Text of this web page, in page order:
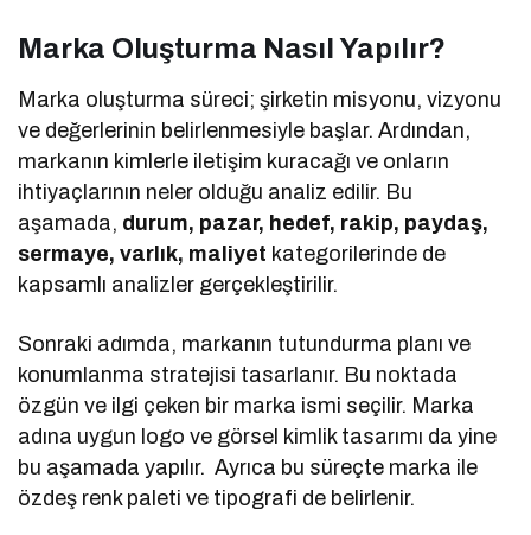
Marka Oluşturma Nasıl Yapılır?
Marka oluşturma süreci; şirketin misyonu, vizyonu
ve değerlerinin belirlenmesiyle başlar. Ardından,
markanın kimlerle iletişim kuracağı ve onların
ihtiyaçlarının neler olduğu analiz edilir. Bu
aşamada, durum, pazar, hedef, rakip, paydaş,
sermaye, varlık, maliyet kategorilerinde de
kapsamlı analizler gerçekleştirilir.
Sonraki adımda, markanın tutundurma planı ve
konumlanma stratejisi tasarlanır. Bu noktada
özgün ve ilgi çeken bir marka ismi seçilir. Marka
adına uygun logo ve görsel kimlik tasarımı da yine
bu aşamada yapılır. Ayrıca bu süreçte marka ile
özdeş renk paleti ve tipografi de belirlenir.